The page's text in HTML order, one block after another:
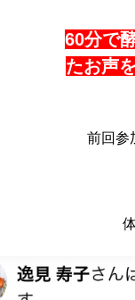
60分で
たお声
前回参